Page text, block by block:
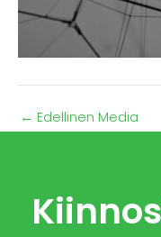
← Edellinen Media